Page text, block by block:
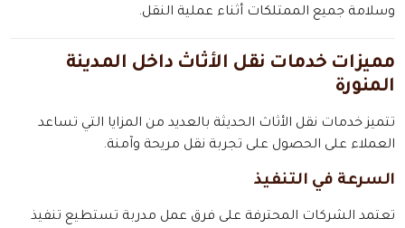
وسلامة جميع الممتلكات أثناء عملية النقل.
مميزات خدمات نقل الأثاث داخل المدينة
المنورة
تتميز خدمات نقل الأثاث الحديثة بالعديد من المزايا التي تساعد
العملاء على الحصول على تجربة نقل مريحة وآمنة.
السرعة في التنفيذ
تعتمد الشركات المحترفة على فرق عمل مدربة تستطيع تنفيذ